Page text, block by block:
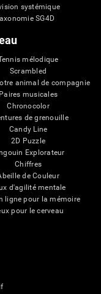
systémique
SG4D
mélodique
Scrambled
animal de compagnie
Paires musicales
Chronocolor
de grenouille
Candy Line
2D Puzzle
Explorateur
Chiffres
de Couleur
d'agilité mentale
ligne pour la mémoire
pour le cerveau